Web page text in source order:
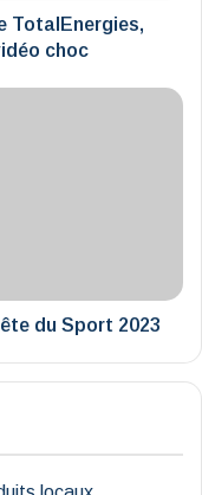
TotalEnergies,
choc
du Sport 2023